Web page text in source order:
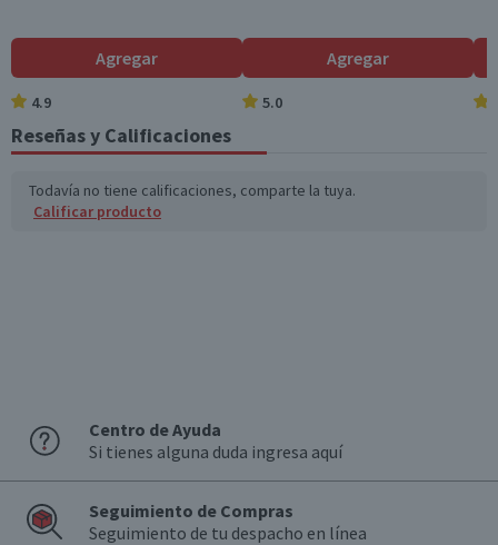
*Ingesta de referencia de un adulto promedio (8400 kj / 2000 kcal)
Agregar
4.9
Agregar
5.0
Reseñas y Calificaciones
Todavía no tiene calificaciones, comparte la tuya.
Calificar producto
Centro de Ayuda
Si tienes alguna duda ingresa aquí
Seguimiento de Compras
Seguimiento de tu despacho en línea